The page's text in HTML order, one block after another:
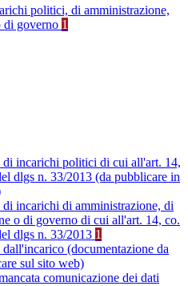
politici, di amministrazione,
di governo 1
incarichi politici di cui all'art. 14,
dlgs n. 33/2013 (da pubblicare in
incarichi di amministrazione, di
o di governo di cui all'art. 14, co.
dlgs n. 33/2013 1
dall'incarico (documentazione da
sul sito web)
comunicazione dei dati